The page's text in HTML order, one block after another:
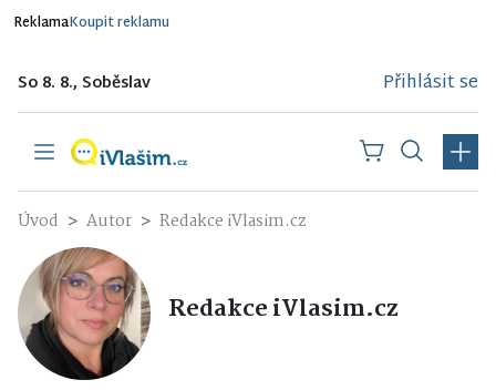
ReklamaKoupit reklamu
So 8. 8., Soběslav Přihlásit se
Úvod Autor Redakce iVlasim.cz
Redakce iVlasim.cz